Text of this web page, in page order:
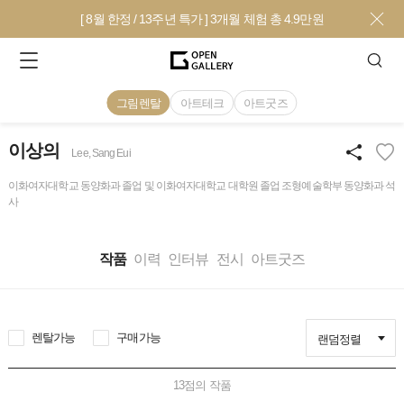
[ 8월 한정 / 13주년 특가 ] 3개월 체험 총 4.9만원
그림렌탈 아트테크 아트굿즈
이상의 Lee, Sang Eui
이화여자대학교 동양화과 졸업 및 이화여자대학교 대학원 졸업 조형예술학부 동양화과 석
사
작품 이력 인터뷰 전시 아트굿즈
렌탈가능 구매가능 랜덤정렬
13점의 작품